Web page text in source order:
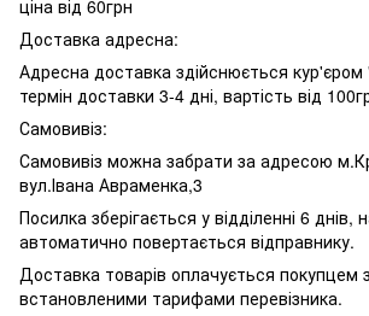
ціна від 60грн
Доставка адресна:
Адресна доставка здійснюється
термін доставки 3-4 дні, вартість від
Самовивіз:
Самовивіз можна забрати за адресою
вул.Івана Авраменка,3
Посилка зберігається у відділенні 6 днів,
автоматично повертається відправнику.
Доставка товарів оплачується покупцем
встановленими тарифами перевізника.